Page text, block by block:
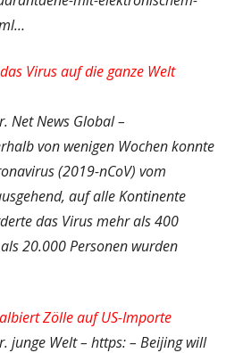
Virus auf die ganze Welt
Net News Global –
von wenigen Wochen konnte
(2019-nCoV) vom
auf alle Kontinente
das Virus mehr als 400
20.000 Personen wurden
Zölle auf US-Importe
junge Welt – https: – Beijing will